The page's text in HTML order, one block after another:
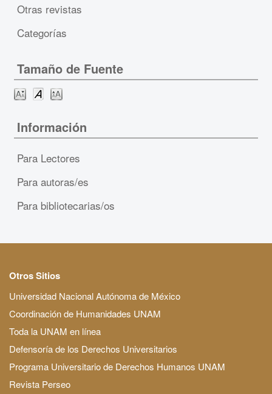
Otras revistas
Categorías
Tamaño de Fuente
Información
Para Lectores
Para autoras/es
Para bibliotecarias/os
Otros Sitios
Universidad Nacional Autónoma de México
Coordinación de Humanidades UNAM
Toda la UNAM en línea
Defensoría de los Derechos Universitarios
Programa Universitario de Derechos Humanos UNAM
Revista Perseo